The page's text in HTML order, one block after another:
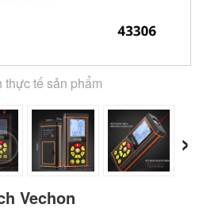
thực tế sản phẩm
›
Vechon